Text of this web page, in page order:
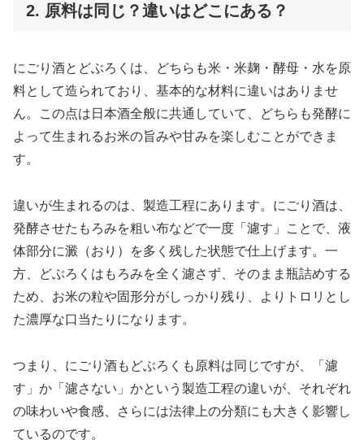
2. 原料は同じ？違いはどこにある？
にごり酒とどぶろくは、どちらも米・米麹・酵母・水を原
料として造られており、基本的な材料に違いはありませ
ん。この点は日本酒全般に共通していて、どちらも発酵に
よって生まれるお米の旨みや甘みを楽しむことができま
す。
違いが生まれるのは、製造工程にあります。にごり酒は、
発酵させたもろみを粗い布などで一度「濾す」ことで、液
体部分に澱（おり）を多く残した状態で仕上げます。一
方、どぶろくはもろみを全く濾さず、そのまま瓶詰めする
ため、お米の粒や固形分がしっかり残り、よりトロリとし
た濃厚な口当たりになります。
つまり、にごり酒もどぶろくも原料は同じですが、「濾
す」か「濾さない」かという製造工程の違いが、それぞれ
の味わいや食感、さらには法律上の分類にも大きく影響し
ているのです。